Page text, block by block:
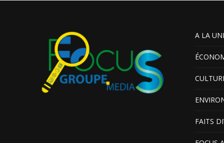
A LA
FAITS